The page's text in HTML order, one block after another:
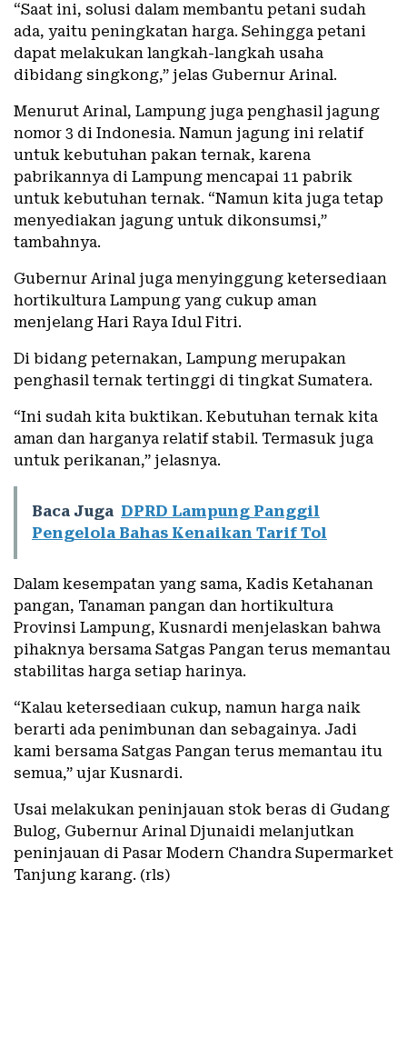
“Saat ini, solusi dalam membantu petani sudah
ada, yaitu peningkatan harga. Sehingga petani
dapat melakukan langkah-langkah usaha
dibidang singkong,” jelas Gubernur Arinal.
Menurut Arinal, Lampung juga penghasil jagung
nomor 3 di Indonesia. Namun jagung ini relatif
untuk kebutuhan pakan ternak, karena
pabrikannya di Lampung mencapai 11 pabrik
untuk kebutuhan ternak. “Namun kita juga tetap
menyediakan jagung untuk dikonsumsi,”
tambahnya.
Gubernur Arinal juga menyinggung ketersediaan
hortikultura Lampung yang cukup aman
menjelang Hari Raya Idul Fitri.
Di bidang peternakan, Lampung merupakan
penghasil ternak tertinggi di tingkat Sumatera.
“Ini sudah kita buktikan. Kebutuhan ternak kita
aman dan harganya relatif stabil. Termasuk juga
untuk perikanan,” jelasnya.
Baca Juga DPRD Lampung Panggil
Pengelola Bahas Kenaikan Tarif Tol
Dalam kesempatan yang sama, Kadis Ketahanan
pangan, Tanaman pangan dan hortikultura
Provinsi Lampung, Kusnardi menjelaskan bahwa
pihaknya bersama Satgas Pangan terus memantau
stabilitas harga setiap harinya.
“Kalau ketersediaan cukup, namun harga naik
berarti ada penimbunan dan sebagainya. Jadi
kami bersama Satgas Pangan terus memantau itu
semua,” ujar Kusnardi.
Usai melakukan peninjauan stok beras di Gudang
Bulog, Gubernur Arinal Djunaidi melanjutkan
peninjauan di Pasar Modern Chandra Supermarket
Tanjung karang. (rls)